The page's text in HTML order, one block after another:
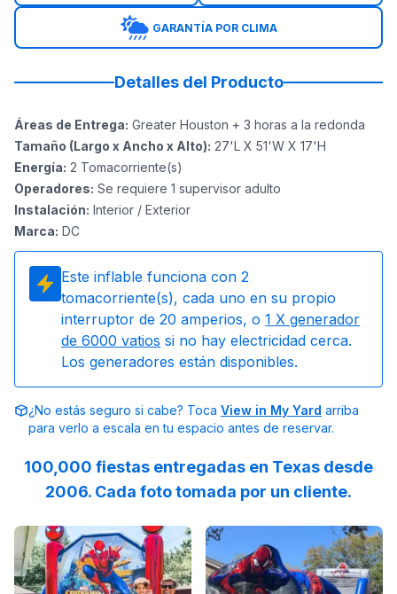
GARANTÍA POR CLIMA
Detalles del Producto
Áreas de Entrega: Greater Houston + 3 horas a la redonda
Tamaño (Largo x Ancho x Alto): 27'L X 51'W X 17'H
Energía: 2 Tomacorriente(s)
Operadores: Se requiere 1 supervisor adulto
Instalación: Interior / Exterior
Marca: DC
Este inflable funciona con 2
tomacorriente(s), cada uno en su propio
interruptor de 20 amperios, o 1 X generador
de 6000 vatios si no hay electricidad cerca.
Los generadores están disponibles.
¿No estás seguro si cabe? Toca View in My Yard arriba
para verlo a escala en tu espacio antes de reservar.
100,000 fiestas entregadas en Texas desde
2006. Cada foto tomada por un cliente.
Reviewed onInstagram by jenndesouza Oscar
Reviewed on Instagramby